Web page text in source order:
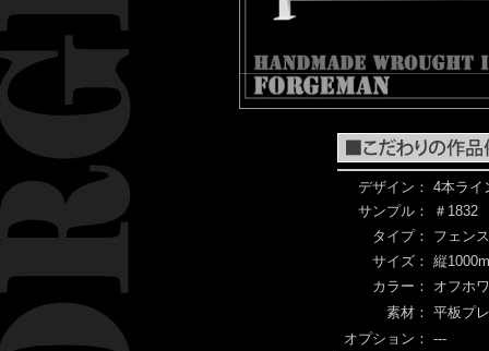
デザイン： 4本ライ
サンプル：
＃1832
タイプ：
フェンス
サイズ： 縦
カラー：
オフホ
素材： 平板プ
オプション： ---